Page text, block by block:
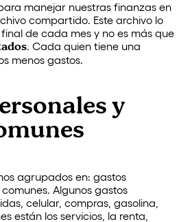
manejar nuestras finanzas en
compartido. Este archivo lo
de cada mes y no es más que
. Cada quien tiene una
menos gastos.
y
agrupados en: gastos
Algunos gastos
celular, compras, gasolina,
están los servicios, la renta,